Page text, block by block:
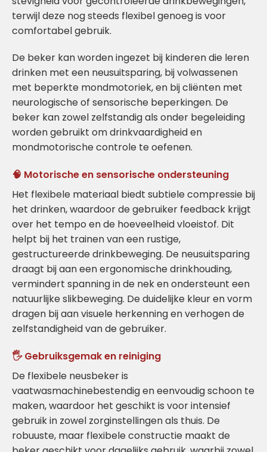
terwijl deze nog steeds flexibel genoeg is voor
comfortabel gebruik.
De beker kan worden ingezet bij kinderen die leren
drinken met een neusuitsparing, bij volwassenen
met beperkte mondmotoriek, en bij cliënten met
neurologische of sensorische beperkingen. De
beker kan zowel zelfstandig als onder begeleiding
worden gebruikt om drinkvaardigheid en
mondmotorische controle te oefenen.
🧠 Motorische en sensorische ondersteuning
Het flexibele materiaal biedt subtiele compressie bij
het drinken, waardoor de gebruiker feedback krijgt
over het tempo en de hoeveelheid vloeistof. Dit
helpt bij het trainen van een rustige,
gestructureerde drinkbeweging. De neusuitsparing
draagt bij aan een ergonomische drinkhouding,
vermindert spanning in de nek en ondersteunt een
natuurlijke slikbeweging. De duidelijke kleur en vorm
dragen bij aan visuele herkenning en verhogen de
zelfstandigheid van de gebruiker.
🖐️ Gebruiksgemak en reiniging
De flexibele neusbeker is
vaatwasmachinebestendig en eenvoudig schoon te
maken, waardoor het geschikt is voor intensief
gebruik in zowel zorginstellingen als thuis. De
robuuste, maar flexibele constructie maakt de